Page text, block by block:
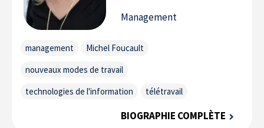
Management
management
Michel Foucault
nouveaux modes de travail
technologies de l'information
télétravail
BIOGRAPHIE COMPLÈTE